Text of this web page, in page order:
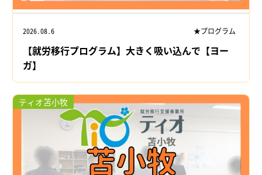
2026.08.6 ★プログラム
【就労移行プログラム】大きく吸い込んで【ヨー
ガ】
ティオ苫小牧